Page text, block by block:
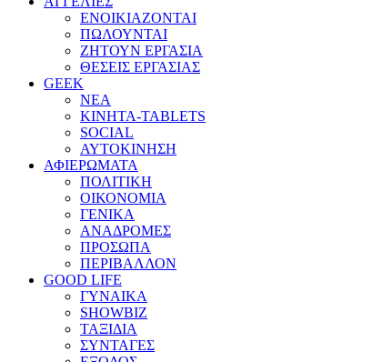
ΕΝΟΙΚΙΑΖΟΝΤΑΙ
ΠΩΛΟΥΝΤΑΙ
ΖΗΤΟΥΝ ΕΡΓΑΣΙΑ
ΘΕΣΕΙΣ ΕΡΓΑΣΙΑΣ
GEEK
ΝΕΑ
ΚΙΝΗΤΑ-TABLETS
SOCIAL
ΑΥΤΟΚΙΝΗΣΗ
ΑΦΙΕΡΩΜΑΤΑ
ΠΟΛΙΤΙΚΗ
ΟΙΚΟΝΟΜΙΑ
ΓΕΝΙΚΑ
ΑΝΑΔΡΟΜΕΣ
ΠΡΟΣΩΠΑ
ΠΕΡΙΒΑΛΛΟΝ
GOOD LIFE
ΓΥΝΑΙΚΑ
SHOWBIZ
ΤΑΞΙΔΙΑ
ΣΥΝΤΑΓΕΣ